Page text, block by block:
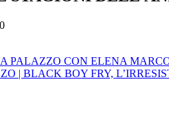
PALAZZO CON ELENA
| BLACK BOY FRY,